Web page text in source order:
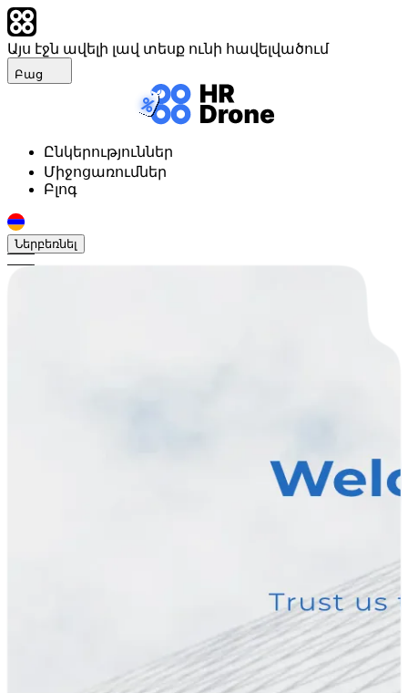
Այս էջն ավելի լավ տեսք ունի հավելվածում
Բաց
Ընկերություններ
Միջոցառումներ
Բլոգ
Ներբեռնել